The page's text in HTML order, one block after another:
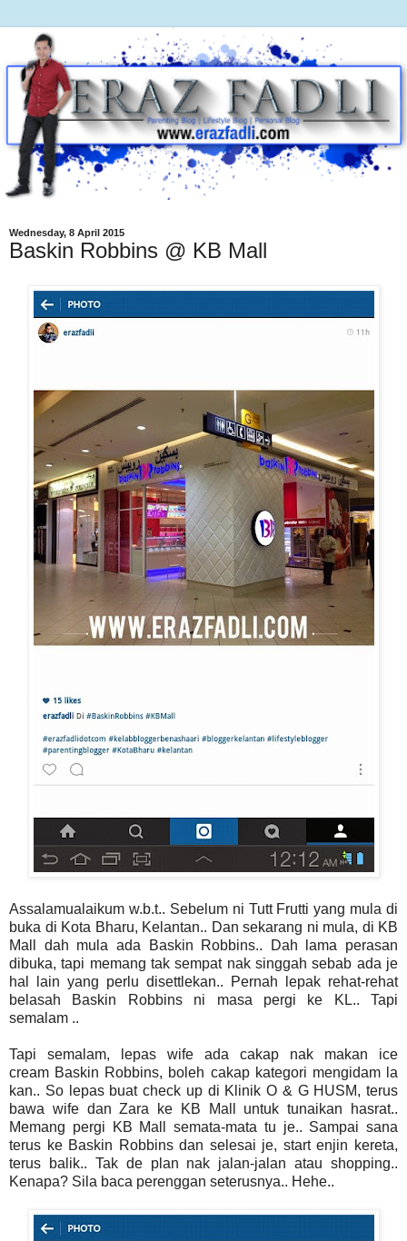
Wednesday, 8 April 2015
Baskin Robbins @ KB Mall
Assalamualaikum w.b.t.. Sebelum ni Tutt Frutti yang mula di
buka di Kota Bharu, Kelantan.. Dan sekarang ni mula, di KB
Mall dah mula ada Baskin Robbins.. Dah lama perasan
dibuka, tapi memang tak sempat nak singgah sebab ada je
hal lain yang perlu disettlekan.. Pernah lepak rehat-rehat
belasah Baskin Robbins ni masa pergi ke KL.. Tapi
semalam ..
Tapi semalam, lepas wife ada cakap nak makan ice
cream Baskin Robbins, boleh cakap kategori mengidam la
kan.. So lepas buat check up di Klinik O & G HUSM, terus
bawa wife dan Zara ke KB Mall untuk tunaikan hasrat..
Memang pergi KB Mall semata-mata tu je.. Sampai sana
terus ke Baskin Robbins dan selesai je, start enjin kereta,
terus balik.. Tak de plan nak jalan-jalan atau shopping..
Kenapa? Sila baca perenggan seterusnya.. Hehe..